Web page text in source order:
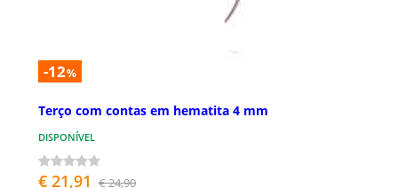
-12%
Terço com contas em hematita 4 mm
DISPONÍVEL
€ 21,91 € 24,90